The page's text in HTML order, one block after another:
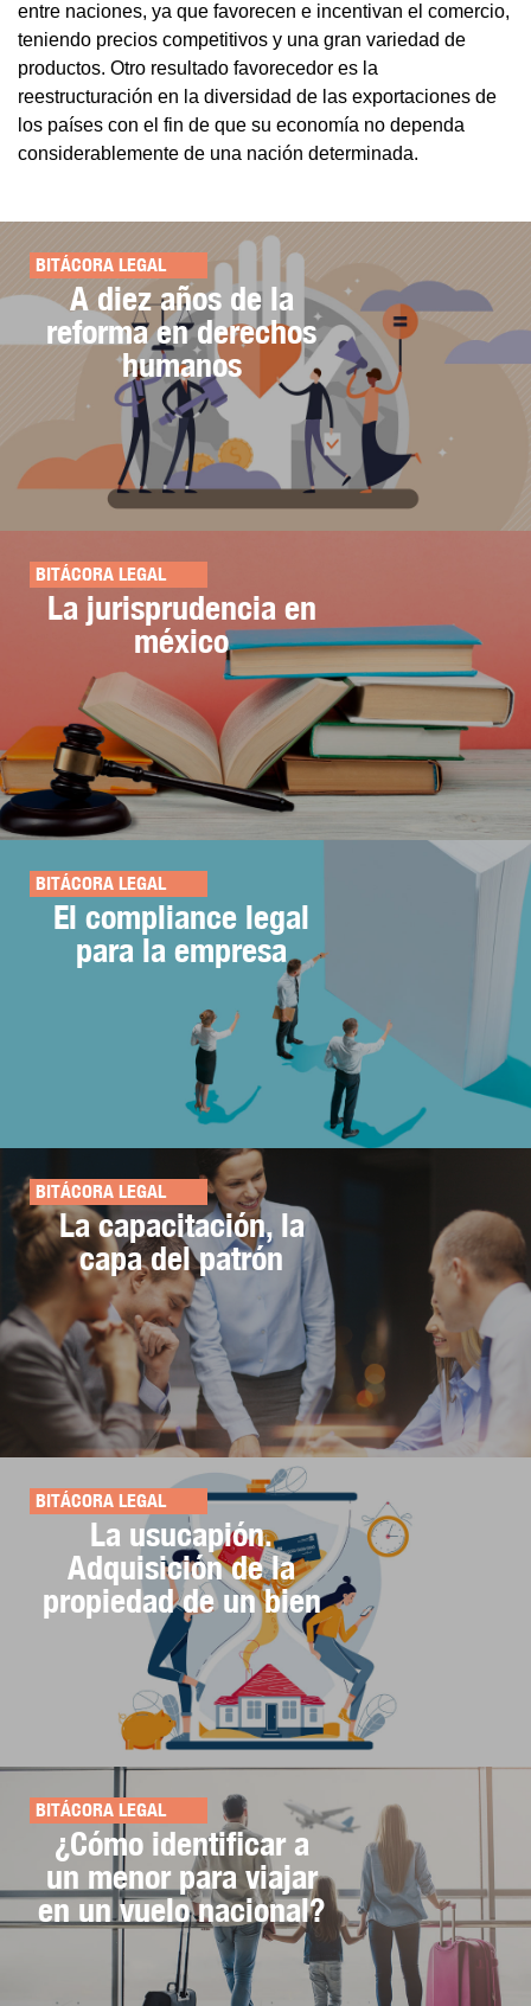
entre naciones, ya que favorecen e incentivan el comercio,
teniendo precios competitivos y una gran variedad de
productos. Otro resultado favorecedor es la
reestructuración en la diversidad de las exportaciones de
los países con el fin de que su economía no dependa
considerablemente de una nación determinada.
BITÁCORA LEGAL
A diez años de la
reforma en derechos
humanos
BITÁCORA LEGAL
La jurisprudencia en
méxico
BITÁCORA LEGAL
El compliance legal
para la empresa
BITÁCORA LEGAL
La capacitación, la
capa del patrón
BITÁCORA LEGAL
La usucapión.
Adquisición de la
propiedad de un bien
BITÁCORA LEGAL
¿Cómo identificar a
un menor para viajar
en un vuelo nacional?